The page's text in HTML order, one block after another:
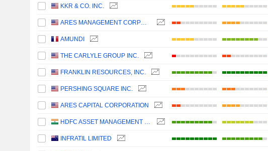
KKR & CO. INC.
ARES MANAGEMENT CORPORATION
AMUNDI
THE CARLYLE GROUP INC.
FRANKLIN RESOURCES, INC.
PERSHING SQUARE INC.
ARES CAPITAL CORPORATION
HDFC ASSET MANAGEMENT COMPANY LIMITED
INFRATIL LIMITED